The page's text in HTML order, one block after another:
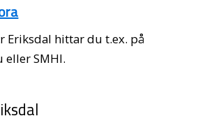
Eriksdal hittar du t.ex. på
eller SMHI.